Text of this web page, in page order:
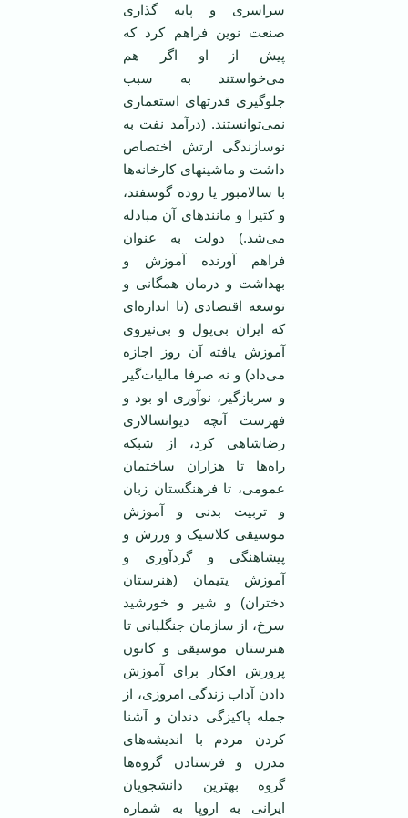
سراسری و پایه گذاری
صنعت نوین فراهم کرد که
پیش از او اگر هم
می‌خواستند به سبب
جلوگیری قدرتهای استعماری
نمی‌توانستند. (درآمد نفت به
نوسازندگی ارتش اختصاص
داشت و ماشینهای کارخانه‌ها
با سالامبور یا روده گوسفند،
و کتیرا و مانندهای آن مبادله
می‌شد.) دولت به عنوان
فراهم آورنده آموزش و
بهداشت و درمان همگانی و
توسعه اقتصادی (تا اندازه‌ای
که ایران بی‌پول و بی‌نیروی
آموزش یافته آن روز اجازه
می‌داد) و نه صرفا مالیات‌گیر
و سربازگیر، نوآوری او بود و
فهرست آنچه دیوانسالاری
رضاشاهی کرد، از شبکه
راه‌ها تا هزاران ساختمان
عمومی، تا فرهنگستان زبان
و تربیت بدنی و آموزش
موسیقی کلاسیک و ورزش و
پیشاهنگی و گردآوری و
آموزش یتیمان (هنرستان
دختران) و شیر و خورشید
سرخ، از سازمان جنگلبانی تا
هنرستان موسیقی و کانون
پرورش افکار برای آموزش
دادن آداب زندگی امروزی، از
جمله پاکیزگی دندان و آشنا
کردن مردم با اندیشه‌های
مدرن و فرستادن گروه‌ها
گروه بهترین دانشجویان
ایرانی به اروپا به شماره